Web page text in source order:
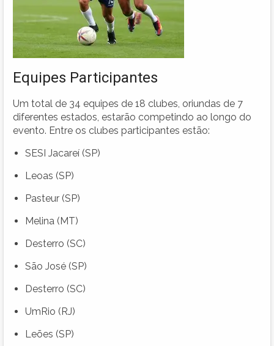
Equipes Participantes
Um total de 34 equipes de 18 clubes, oriundas de 7
diferentes estados, estarão competindo ao longo do
evento. Entre os clubes participantes estão:
SESI Jacareí (SP)
Leoas (SP)
Pasteur (SP)
Melina (MT)
Desterro (SC)
São José (SP)
Desterro (SC)
UmRio (RJ)
Leões (SP)